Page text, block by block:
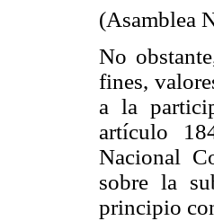
(Asamblea
No
fines,
a la
artículo
Nacional
sobre la
principio